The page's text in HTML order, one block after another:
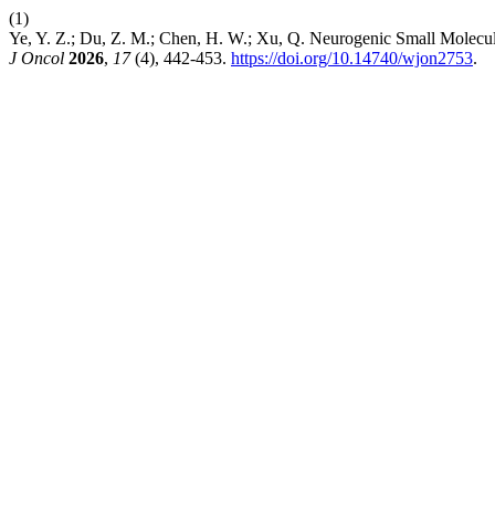
(1)
Ye, Y. Z.; Du, Z. M.; Chen, H. W.; Xu, Q. Neurogenic Small
J Oncol 2026, 17(4), 442-453. https://doi.org/10.14740/wjon2753.